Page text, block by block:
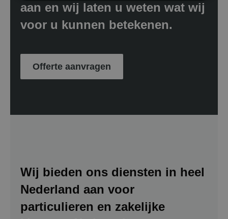
aan en wij laten u weten wat wij
voor u kunnen betekenen.
Offerte aanvragen
Wij bieden ons diensten in heel
Nederland aan voor
particulieren en zakelijke